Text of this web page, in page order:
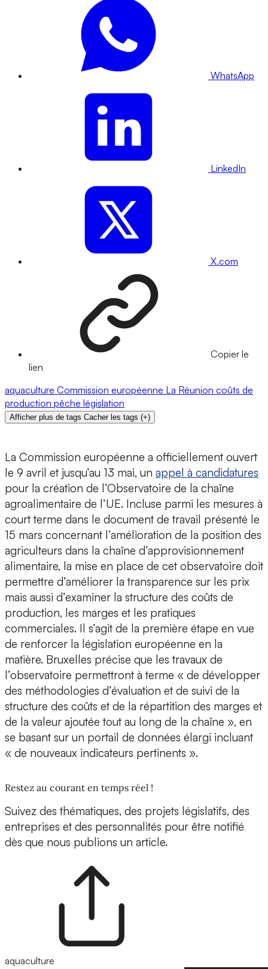
WhatsApp
LinkedIn
X.com
Copier le
lien
aquaculture Commission européenne La Réunion coûts de
production pêche législation
Afficher plus de tags Cacher les tags (+)
La Commission européenne a officiellement ouvert
le 9 avril et jusqu’au 13 mai, un appel à candidatures
pour la création de l’Observatoire de la chaîne
agroalimentaire de l’UE. Incluse parmi les mesures à
court terme dans le document de travail présenté le
15 mars concernant l’amélioration de la position des
agriculteurs dans la chaîne d’approvisionnement
alimentaire, la mise en place de cet observatoire doit
permettre d’améliorer la transparence sur les prix
mais aussi d’examiner la structure des coûts de
production, les marges et les pratiques
commerciales. Il s’agit de la première étape en vue
de renforcer la législation européenne en la
matière. Bruxelles précise que les travaux de
l’observatoire permettront à terme « de développer
des méthodologies d’évaluation et de suivi de la
structure des coûts et de la répartition des marges et
de la valeur ajoutée tout au long de la chaîne », en
se basant sur un portail de données élargi incluant
« de nouveaux indicateurs pertinents ».
Restez au courant en temps réel !
Suivez des thématiques, des projets législatifs, des
entreprises et des personnalités pour être notifié
dès que nous publions un article.
aquaculture